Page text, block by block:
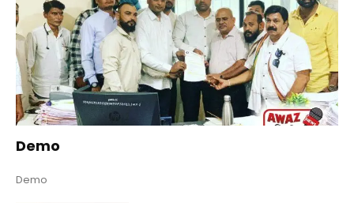
Demo
Demo